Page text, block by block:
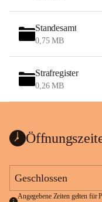
Standesamt
0,75 MB
Strafregister
0,26 MB
Geschlossen
Angegebene Zeiten gelten für